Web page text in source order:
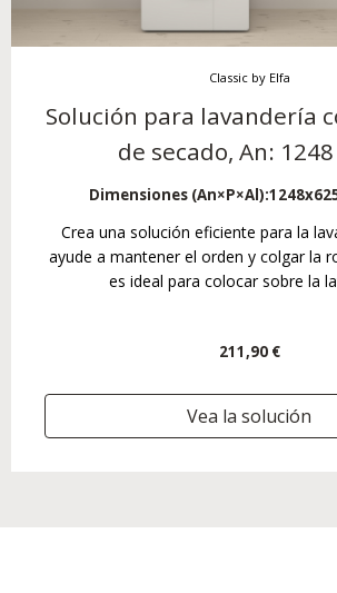
Classic by Elfa
Solución para lavandería
de secado, An:
Dimensiones (An×P×Al):
Crea una solución eficiente para la
ayude a mantener el orden y colgar la
es ideal para colocar sobre la
211,90 €
Vea la solución